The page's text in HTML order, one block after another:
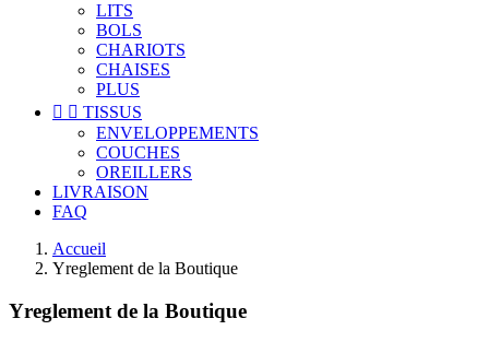
LITS
BOLS
CHARIOTS
CHAISES
PLUS
  TISSUS
ENVELOPPEMENTS
COUCHES
OREILLERS
LIVRAISON
FAQ
Accueil
Yreglement de la Boutique
Yreglement de la Boutique